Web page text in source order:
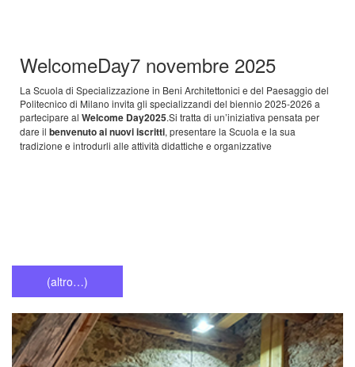
WelcomeDay7 novembre 2025
La Scuola di Specializzazione in Beni Architettonici e del Paesaggio del
Politecnico di Milano invita gli specializzandi del biennio 2025-2026 a
partecipare al Welcome Day2025.Si tratta di un’iniziativa pensata per
dare il benvenuto ai nuovi iscritti, presentare la Scuola e la sua
tradizione e introdurli alle attività didattiche e organizzative
(altro…)